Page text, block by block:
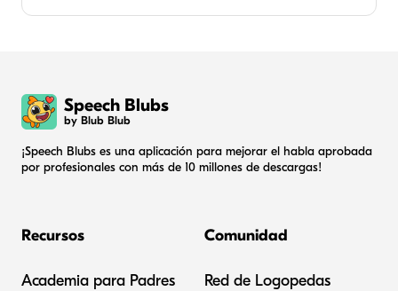
Speech Blubs
by Blub Blub
¡Speech Blubs es una aplicación para mejorar el habla aprobada
por profesionales con más de 10 millones de descargas!
Recursos
Academia para Padres
Comunidad
Red de Logopedas